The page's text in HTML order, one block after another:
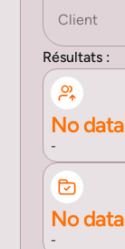
Client
Résultats :
No data
-
No data
-